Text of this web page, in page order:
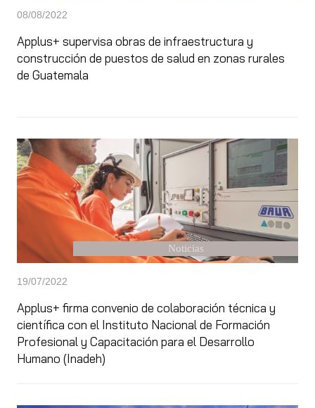
08/08/2022
Applus+ supervisa obras de infraestructura y
construcción de puestos de salud en zonas rurales
de Guatemala
Noticias
19/07/2022
Applus+ firma convenio de colaboración técnica y
científica con el Instituto Nacional de Formación
Profesional y Capacitación para el Desarrollo
Humano (Inadeh)